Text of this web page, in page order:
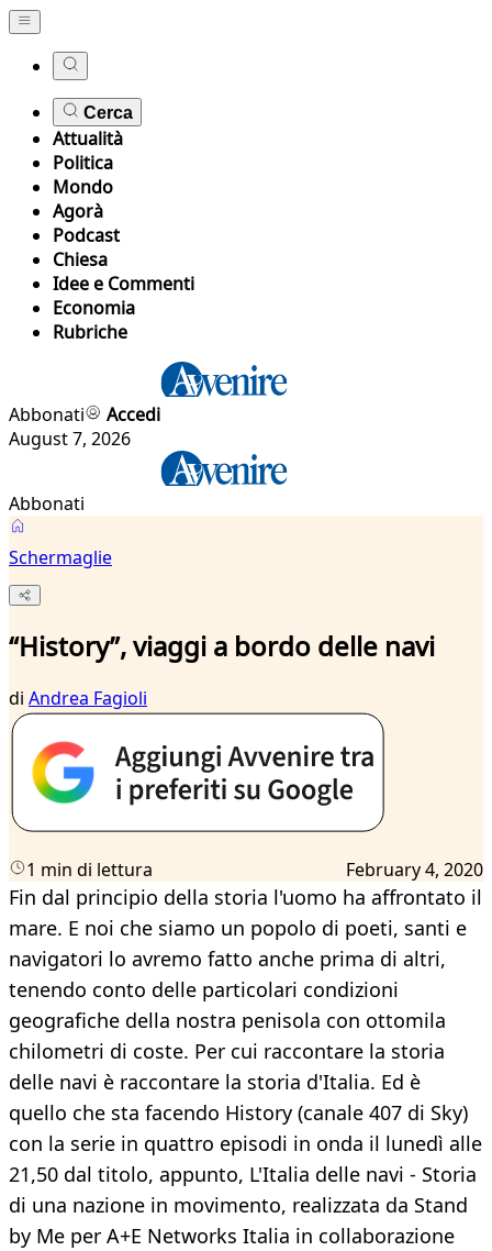
Cerca
Attualità
Politica
Mondo
Agorà
Podcast
Chiesa
Idee e Commenti
Economia
Rubriche
Abbonati
Accedi
August 7, 2026
Abbonati
Schermaglie
“History”, viaggi a bordo delle navi
di Andrea Fagioli
1 min di lettura February 4, 2020
Fin dal principio della storia l'uomo ha affrontato il
mare. E noi che siamo un popolo di poeti, santi e
navigatori lo avremo fatto anche prima di altri,
tenendo conto delle particolari condizioni
geografiche della nostra penisola con ottomila
chilometri di coste. Per cui raccontare la storia
delle navi è raccontare la storia d'Italia. Ed è
quello che sta facendo History (canale 407 di Sky)
con la serie in quattro episodi in onda il lunedì alle
21,50 dal titolo, appunto, L'Italia delle navi - Storia
di una nazione in movimento, realizzata da Stand
by Me per A+E Networks Italia in collaborazione